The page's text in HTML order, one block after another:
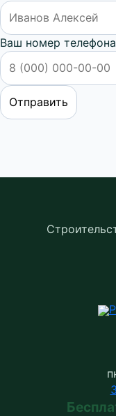
Ваш номер